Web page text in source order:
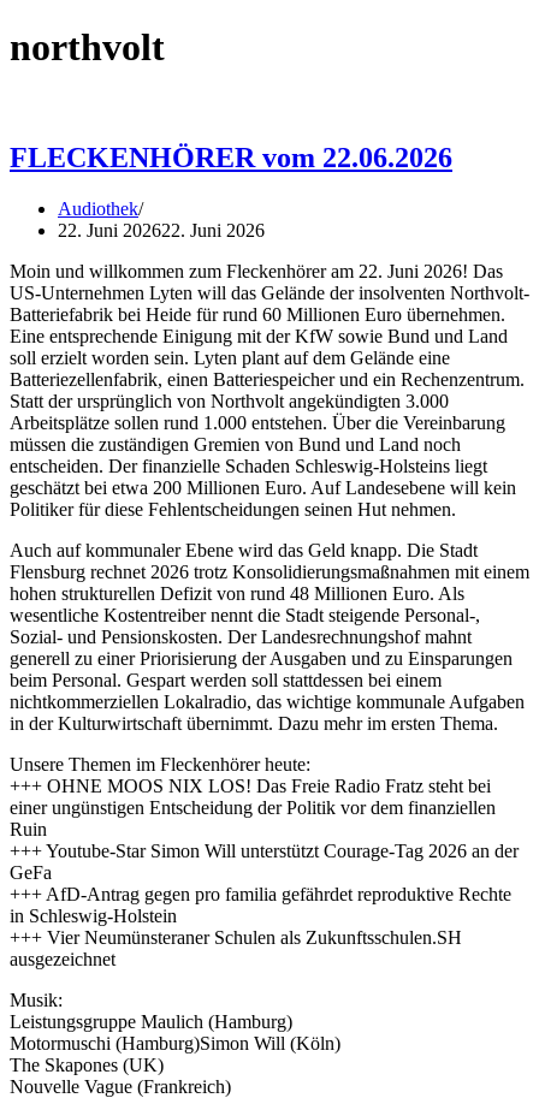
northvolt
FLECKENHÖRER vom 22.06.2026
Audiothek
22. Juni 202622. Juni 2026
Moin und willkommen zum Fleckenhörer am 22. Juni 2026! Das
US-Unternehmen Lyten will das Gelände der insolventen Northvolt-
Batteriefabrik bei Heide für rund 60 Millionen Euro übernehmen.
Eine entsprechende Einigung mit der KfW sowie Bund und Land
soll erzielt worden sein. Lyten plant auf dem Gelände eine
Batteriezellenfabrik, einen Batteriespeicher und ein Rechenzentrum.
Statt der ursprünglich von Northvolt angekündigten 3.000
Arbeitsplätze sollen rund 1.000 entstehen. Über die Vereinbarung
müssen die zuständigen Gremien von Bund und Land noch
entscheiden. Der finanzielle Schaden Schleswig-Holsteins liegt
geschätzt bei etwa 200 Millionen Euro. Auf Landesebene will kein
Politiker für diese Fehlentscheidungen seinen Hut nehmen.
Auch auf kommunaler Ebene wird das Geld knapp. Die Stadt
Flensburg rechnet 2026 trotz Konsolidierungsmaßnahmen mit einem
hohen strukturellen Defizit von rund 48 Millionen Euro. Als
wesentliche Kostentreiber nennt die Stadt steigende Personal-,
Sozial- und Pensionskosten. Der Landesrechnungshof mahnt
generell zu einer Priorisierung der Ausgaben und zu Einsparungen
beim Personal. Gespart werden soll stattdessen bei einem
nichtkommerziellen Lokalradio, das wichtige kommunale Aufgaben
in der Kulturwirtschaft übernimmt. Dazu mehr im ersten Thema.
Unsere Themen im Fleckenhörer heute:
+++ OHNE MOOS NIX LOS! Das Freie Radio Fratz steht bei
einer ungünstigen Entscheidung der Politik vor dem finanziellen
Ruin
+++ Youtube-Star Simon Will unterstützt Courage-Tag 2026 an der
GeFa
+++ AfD-Antrag gegen pro familia gefährdet reproduktive Rechte
in Schleswig-Holstein
+++ Vier Neumünsteraner Schulen als Zukunftsschulen.SH
ausgezeichnet
Musik:
Leistungsgruppe Maulich (Hamburg)
Motormuschi (Hamburg)Simon Will (Köln)
The Skapones (UK)
Nouvelle Vague (Frankreich)